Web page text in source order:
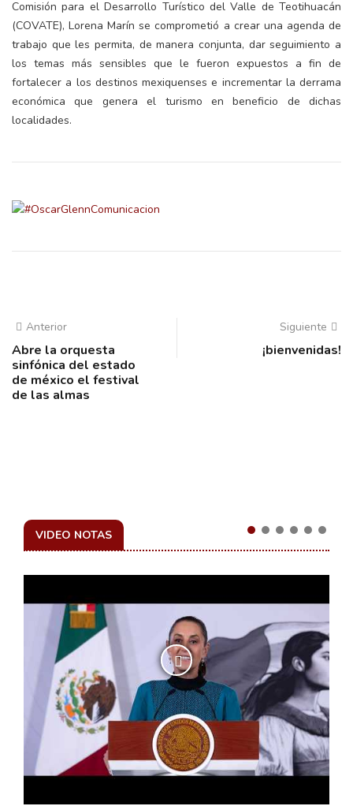
Comisión para el Desarrollo Turístico del Valle de Teotihuacán
(COVATE), Lorena Marín se comprometió a crear una agenda de
trabajo que les permita, de manera conjunta, dar seguimiento a
los temas más sensibles que le fueron expuestos a fin de
fortalecer a los destinos mexiquenses e incrementar la derrama
económica que genera el turismo en beneficio de dichas
localidades.
Anterior
Abre la orquesta
sinfónica del estado
de méxico el festival
de las almas
Siguiente
¡bienvenidas!
VIDEO NOTAS